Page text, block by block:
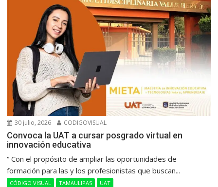
30 julio, 2026 CODIGOVISUAL
Convoca la UAT a cursar posgrado virtual en
innovación educativa
“ Con el propósito de ampliar las oportunidades de
formación para las y los profesionistas que buscan...
CÓDIGO VISUAL TAMAULIPAS UAT